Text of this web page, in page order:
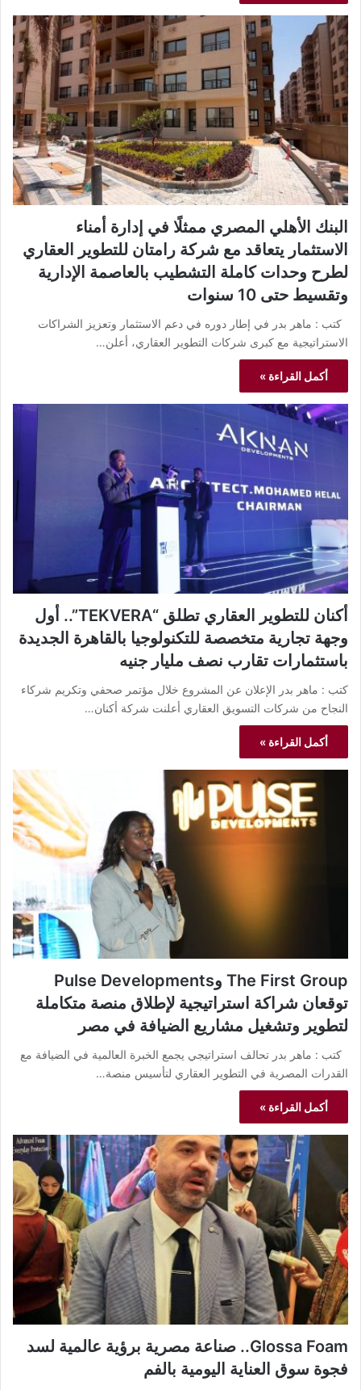
البنك الأهلي المصري ممثلًا في إدارة أمناء
الاستثمار يتعاقد مع شركة رامتان للتطوير العقاري
لطرح وحدات كاملة التشطيب بالعاصمة الإدارية
وتقسيط حتى 10 سنوات
كتب : ماهر بدر في إطار دوره في دعم الاستثمار وتعزيز الشراكات
الاستراتيجية مع كبرى شركات التطوير العقاري، أعلن…
أكمل القراءة »
أكنان للتطوير العقاري تطلق “TEKVERA”.. أول
وجهة تجارية متخصصة للتكنولوجيا بالقاهرة الجديدة
باستثمارات تقارب نصف مليار جنيه
كتب : ماهر بدر الإعلان عن المشروع خلال مؤتمر صحفي وتكريم شركاء
النجاح من شركات التسويق العقاري أعلنت شركة أكنان…
أكمل القراءة »
The First Group وPulse Developments
توقعان شراكة استراتيجية لإطلاق منصة متكاملة
لتطوير وتشغيل مشاريع الضيافة في مصر
كتب : ماهر بدر تحالف استراتيجي يجمع الخبرة العالمية في الضيافة مع
القدرات المصرية في التطوير العقاري لتأسيس منصة…
أكمل القراءة »
Glossa Foam.. صناعة مصرية برؤية عالمية لسد
فجوة سوق العناية اليومية بالفم